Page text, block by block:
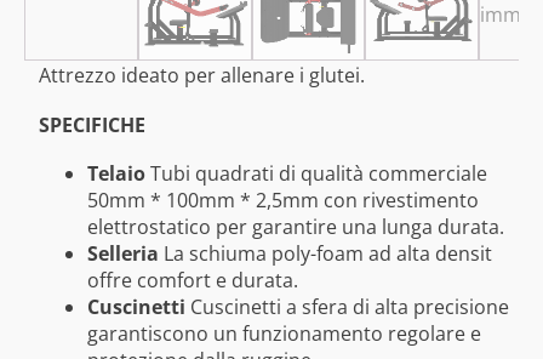
Attrezzo ideato per allenare i glutei.
SPECIFICHE
TelaioTubi quadrati di qualità commerciale
50mm * 100mm * 2,5mm con rivestimento
elettrostatico per garantire una lunga durata.
Selleria La schiuma poly-foam ad alta densit
offre comfort e durata.
Cuscinetti Cuscinetti a sfera di alta precisione
garantiscono un funzionamento regolare e